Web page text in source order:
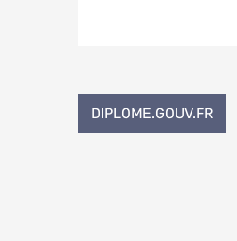
Navigation
DIPLOME.GOUV.FR